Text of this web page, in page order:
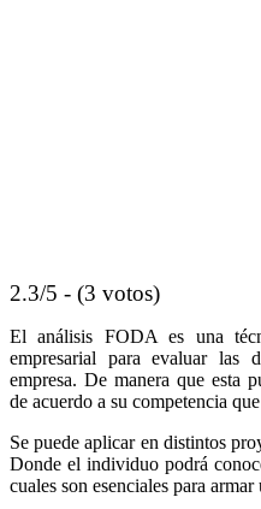
2.3/5 - (3 votos)
El análisis FODA es una
empresarial para evaluar las
empresa. De manera que esta
de acuerdo a su competencia
Se puede aplicar en distintos
Donde el individuo podrá
cuales son esenciales para